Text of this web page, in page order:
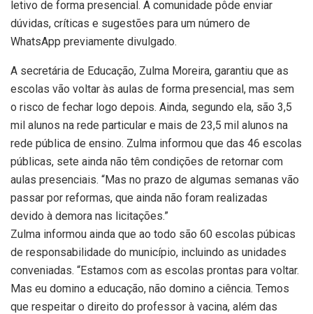
letivo de forma presencial. A comunidade pôde enviar
dúvidas, críticas e sugestões para um número de
WhatsApp previamente divulgado.
A secretária de Educação, Zulma Moreira, garantiu que as
escolas vão voltar às aulas de forma presencial, mas sem
o risco de fechar logo depois. Ainda, segundo ela, são 3,5
mil alunos na rede particular e mais de 23,5 mil alunos na
rede pública de ensino. Zulma informou que das 46 escolas
públicas, sete ainda não têm condições de retornar com
aulas presenciais. “Mas no prazo de algumas semanas vão
passar por reformas, que ainda não foram realizadas
devido à demora nas licitações.”
Zulma informou ainda que ao todo são 60 escolas púbicas
de responsabilidade do município, incluindo as unidades
conveniadas. “Estamos com as escolas prontas para voltar.
Mas eu domino a educação, não domino a ciência. Temos
que respeitar o direito do professor à vacina, além das